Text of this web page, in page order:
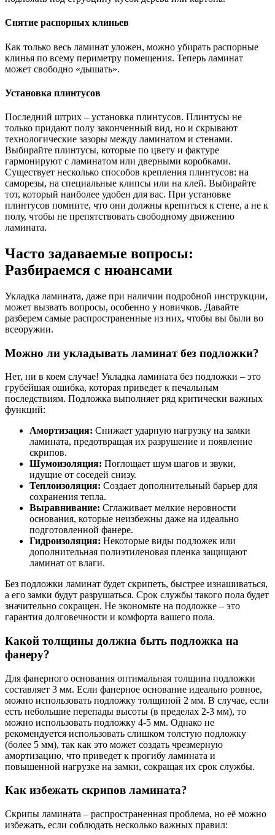
Снятие распорных клиньев
Как только весь ламинат уложен, можно убирать распорные
клинья по всему периметру помещения. Теперь ламинат
может свободно «дышать».
Установка плинтусов
Последний штрих – установка плинтусов. Плинтусы не
только придают полу законченный вид, но и скрывают
технологические зазоры между ламинатом и стенами.
Выбирайте плинтусы, которые по цвету и фактуре
гармонируют с ламинатом или дверными коробками.
Существует несколько способов крепления плинтусов: на
саморезы, на специальные клипсы или на клей. Выбирайте
тот, который наиболее удобен для вас. При установке
плинтусов помните, что они должны крепиться к стене, а не к
полу, чтобы не препятствовать свободному движению
ламината.
Часто задаваемые вопросы:
Разбираемся с нюансами
Укладка ламината, даже при наличии подробной инструкции,
может вызвать вопросы, особенно у новичков. Давайте
разберем самые распространенные из них, чтобы вы были во
всеоружии.
Можно ли укладывать ламинат без подложки?
Нет, ни в коем случае! Укладка ламината без подложки – это
грубейшая ошибка, которая приведет к печальным
последствиям. Подложка выполняет ряд критически важных
функций:
Амортизация: Снижает ударную нагрузку на замки
ламината, предотвращая их разрушение и появление
скрипов.
Шумоизоляция: Поглощает шум шагов и звуки,
идущие от соседей снизу.
Теплоизоляция: Создает дополнительный барьер для
сохранения тепла.
Выравнивание: Сглаживает мелкие неровности
основания, которые неизбежны даже на идеально
подготовленной фанере.
Гидроизоляция: Некоторые виды подложек или
дополнительная полиэтиленовая пленка защищают
ламинат от влаги.
Без подложки ламинат будет скрипеть, быстрее изнашиваться,
а его замки будут разрушаться. Срок службы такого пола будет
значительно сокращен. Не экономьте на подложке – это
гарантия долговечности и комфорта вашего пола.
Какой толщины должна быть подложка на
фанеру?
Для фанерного основания оптимальная толщина подложки
составляет 3 мм. Если фанерное основание идеально ровное,
можно использовать подложку толщиной 2 мм. В случае, если
есть небольшие перепады высоты (в пределах 2-3 мм), то
можно использовать подложку 4-5 мм. Однако не
рекомендуется использовать слишком толстую подложку
(более 5 мм), так как это может создать чрезмерную
амортизацию, что приведет к прогибу ламината и
повышенной нагрузке на замки, сокращая их срок службы.
Как избежать скрипов ламината?
Скрипы ламината – распространенная проблема, но её можно
избежать, если соблюдать несколько важных правил: